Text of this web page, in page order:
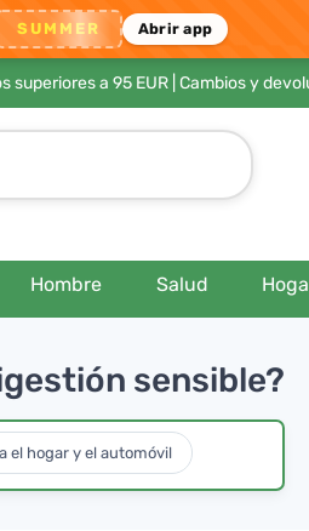
SUMMER Abrir app
superiores a 95 EUR| Cambios y
Hombre Salud
sensible?
el hogar y el automóvil